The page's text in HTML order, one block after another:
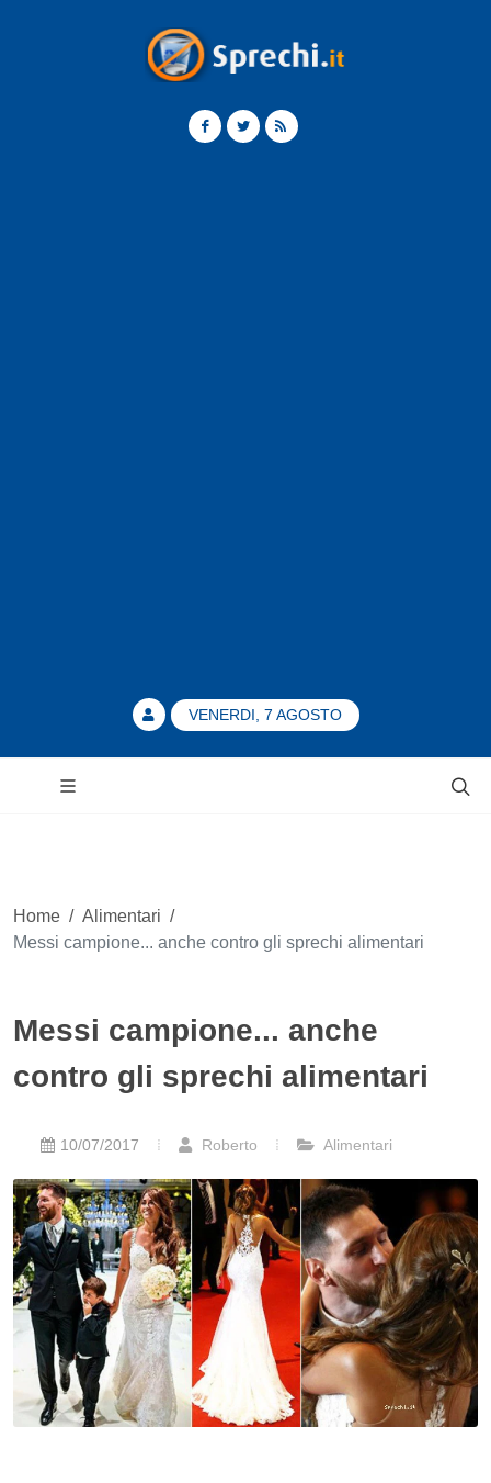
VENERDI, 7 AGOSTO
Home / Alimentari /
Messi campione... anche contro gli sprechi alimentari
Messi campione... anche
contro gli sprechi alimentari
10/07/2017 Roberto Alimentari